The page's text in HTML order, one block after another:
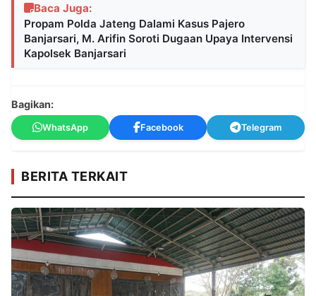
Baca Juga:
Propam Polda Jateng Dalami Kasus Pajero
Banjarsari, M. Arifin Soroti Dugaan Upaya Intervensi
Kapolsek Banjarsari
Bagikan:
WhatsApp Facebook Telegram
BERITA TERKAIT